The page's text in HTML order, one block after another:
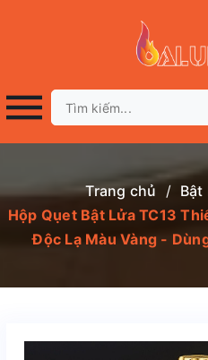
Trang chủ / Bật
Hộp Qụet Bật Lửa TC13
Độc Lạ Màu Vàng -